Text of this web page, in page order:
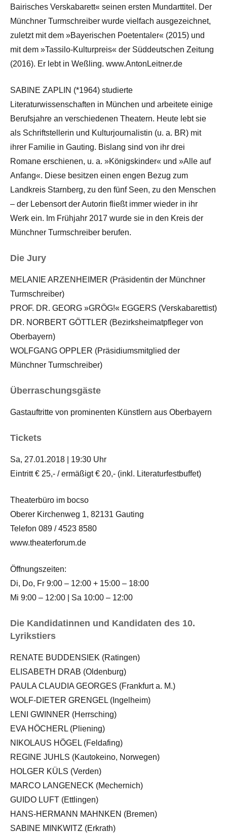
Bairisches Verskabarett« seinen ersten Mundarttitel. Der
Münchner Turmschreiber wurde vielfach ausgezeichnet,
zuletzt mit dem »Bayerischen Poetentaler« (2015) und
mit dem »Tassilo-Kulturpreis« der Süddeutschen Zeitung
(2016). Er lebt in Weßling. www.AntonLeitner.de
SABINE ZAPLIN (*1964) studierte
Literaturwissenschaften in München und arbeitete einige
Berufsjahre an verschiedenen Theatern. Heute lebt sie
als Schriftstellerin und Kulturjournalistin (u. a. BR) mit
ihrer Familie in Gauting. Bislang sind von ihr drei
Romane erschienen, u. a. »Königskinder« und »Alle auf
Anfang«. Diese besitzen einen engen Bezug zum
Landkreis Starnberg, zu den fünf Seen, zu den Menschen
– der Lebensort der Autorin fließt immer wieder in ihr
Werk ein. Im Frühjahr 2017 wurde sie in den Kreis der
Münchner Turmschreiber berufen.
Die Jury
MELANIE ARZENHEIMER (Präsidentin der Münchner
Turmschreiber)
PROF. DR. GEORG »GRÖG!« EGGERS (Verskabarettist)
DR. NORBERT GÖTTLER (Bezirksheimatpfleger von
Oberbayern)
WOLFGANG OPPLER (Präsidiumsmitglied der
Münchner Turmschreiber)
Überraschungsgäste
Gastauftritte von prominenten Künstlern aus Oberbayern
Tickets
Sa, 27.01.2018 | 19:30 Uhr
Eintritt € 25,- / ermäßigt € 20,- (inkl. Literaturfestbuffet)
Theaterbüro im bocso
Oberer Kirchenweg 1, 82131 Gauting
Telefon 089 / 4523 8580
www.theaterforum.de
Öffnungszeiten:
Di, Do, Fr 9:00 – 12:00 + 15:00 – 18:00
Mi 9:00 – 12:00 | Sa 10:00 – 12:00
Die Kandidatinnen und Kandidaten des 10.
Lyrikstiers
RENATE BUDDENSIEK (Ratingen)
ELISABETH DRAB (Oldenburg)
PAULA CLAUDIA GEORGES (Frankfurt a. M.)
WOLF-DIETER GRENGEL (Ingelheim)
LENI GWINNER (Herrsching)
EVA HÖCHERL (Pliening)
NIKOLAUS HÖGEL (Feldafing)
REGINE JUHLS (Kautokeino, Norwegen)
HOLGER KÜLS (Verden)
MARCO LANGENECK (Mechernich)
GUIDO LUFT (Ettlingen)
HANS-HERMANN MAHNKEN (Bremen)
SABINE MINKWITZ (Erkrath)